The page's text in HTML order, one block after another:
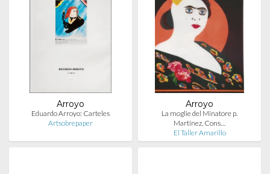
Arroyo
Eduardo Arroyo: Carteles
Artsobrepaper
Arroyo
La moglie del Minatore p.
Martinez, Cons…
El Taller Amarillo